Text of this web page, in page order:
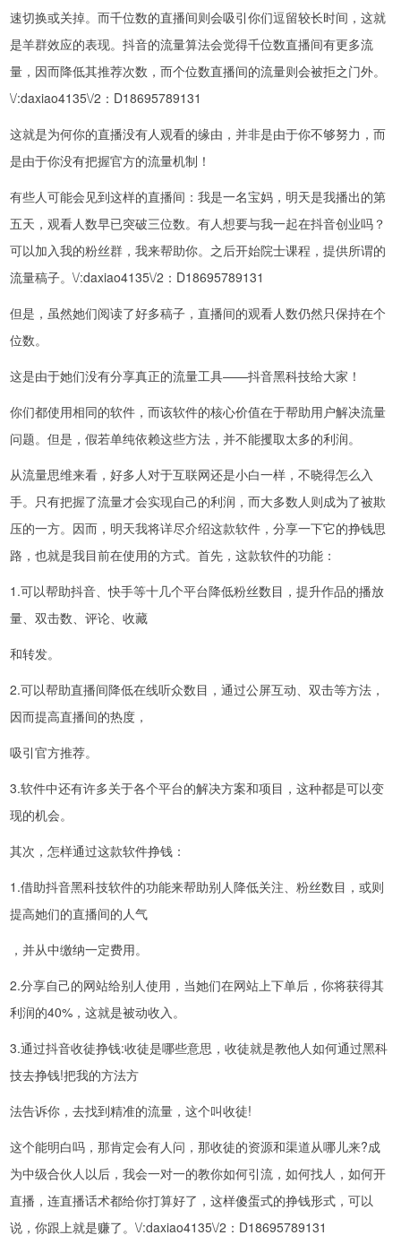
速切换或关掉。而千位数的直播间则会吸引你们逗留较长时间，这就
是羊群效应的表现。抖音的流量算法会觉得千位数直播间有更多流
量，因而降低其推荐次数，而个位数直播间的流量则会被拒之门外。
\/:daxiao4135\/2：D18695789131
这就是为何你的直播没有人观看的缘由，并非是由于你不够努力，而
是由于你没有把握官方的流量机制！
有些人可能会见到这样的直播间：我是一名宝妈，明天是我播出的第
五天，观看人数早已突破三位数。有人想要与我一起在抖音创业吗？
可以加入我的粉丝群，我来帮助你。之后开始院士课程，提供所谓的
流量稿子。\/:daxiao4135\/2：D18695789131
但是，虽然她们阅读了好多稿子，直播间的观看人数仍然只保持在个
位数。
这是由于她们没有分享真正的流量工具——抖音黑科技给大家！
你们都使用相同的软件，而该软件的核心价值在于帮助用户解决流量
问题。但是，假若单纯依赖这些方法，并不能攫取太多的利润。
从流量思维来看，好多人对于互联网还是小白一样，不晓得怎么入
手。只有把握了流量才会实现自己的利润，而大多数人则成为了被欺
压的一方。因而，明天我将详尽介绍这款软件，分享一下它的挣钱思
路，也就是我目前在使用的方式。首先，这款软件的功能：
1.可以帮助抖音、快手等十几个平台降低粉丝数目，提升作品的播放
量、双击数、评论、收藏
和转发。
2.可以帮助直播间降低在线听众数目，通过公屏互动、双击等方法，
因而提高直播间的热度，
吸引官方推荐。
3.软件中还有许多关于各个平台的解决方案和项目，这种都是可以变
现的机会。
其次，怎样通过这款软件挣钱：
1.借助抖音黑科技软件的功能来帮助别人降低关注、粉丝数目，或则
提高她们的直播间的人气
，并从中缴纳一定费用。
2.分享自己的网站给别人使用，当她们在网站上下单后，你将获得其
利润的40%，这就是被动收入。
3.通过抖音收徒挣钱:收徒是哪些意思，收徒就是教他人如何通过黑科
技去挣钱!把我的方法方
法告诉你，去找到精准的流量，这个叫收徒!
这个能明白吗，那肯定会有人问，那收徒的资源和渠道从哪儿来?成
为中级合伙人以后，我会一对一的教你如何引流，如何找人，如何开
直播，连直播话术都给你打算好了，这样傻蛋式的挣钱形式，可以
说，你跟上就是赚了。\/:daxiao4135\/2：D18695789131